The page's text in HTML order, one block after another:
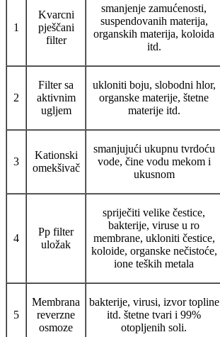
1
Kvarcni
pješčani
filter
smanjenje zamućenosti,
suspendovanih materija,
organskih materija, koloida
itd.
2
Filter sa
aktivnim
ugljem
ukloniti boju, slobodni hlor,
organske materije, štetne
materije itd.
3
Kationski
omekšivač
smanjujući ukupnu tvrdoću
vode, čine vodu mekom i
ukusnom
4
Pp filter
uložak
spriječiti velike čestice,
bakterije, viruse u ro
membrane, ukloniti čestice,
koloide, organske nečistoće,
ione teških metala
5
Membrana
reverzne
osmoze
bakterije, virusi, izvor topline
itd. štetne tvari i 99%
otopljenih soli.